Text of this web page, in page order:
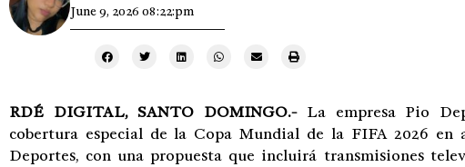
June 9, 2026 08:22:pm
RDÉ DIGITAL,SANTO DOMINGO.- La empresa Pio
cobertura especial de la Copa Mundial de la FIFA 2026 en
Deportes, con una propuesta que incluirá transmisiones